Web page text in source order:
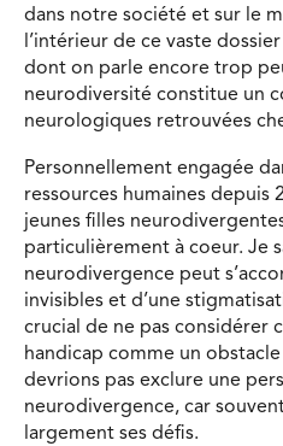
dans notre société et sur le
l’intérieur de ce vaste
dont on parle encore trop
neurodiversité constitue un
neurologiques retrouvées
Personnellement engagée
ressources humaines depuis
jeunes filles
particulièrement à coeur. Je
neurodivergence peut
invisibles et d’une
crucial de ne pas considérer
handicap comme un
devrions pas exclure une
neurodivergence, car
largement ses défis.